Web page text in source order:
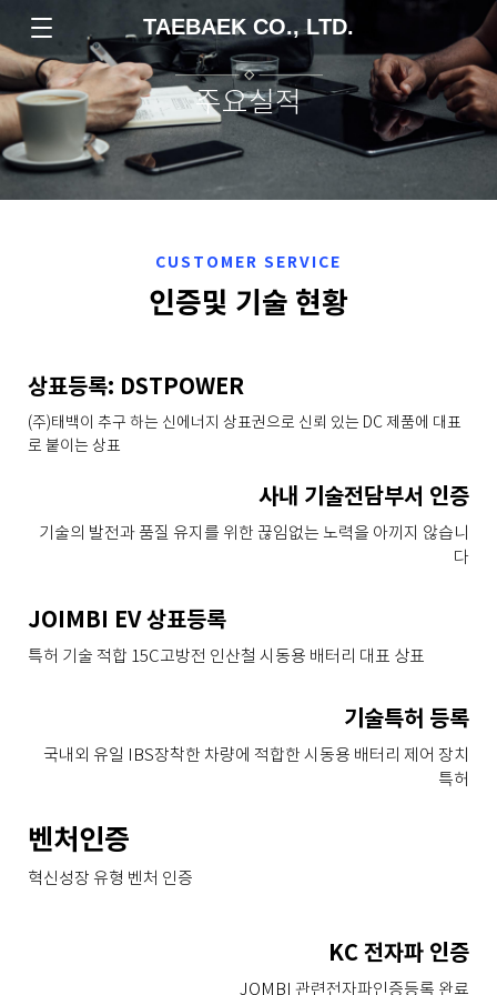
TAEBAEK CO., LTD.
주요실적
CUSTOMER SERVICE
인증및 기술 현황
상표등록: DSTPOWER
(주)태백이 추구 하는 신에너지 상표권으로 신뢰 있는 DC 제품에 대표
로 붙이는 상표
사내 기술전담부서 인증
기술의 발전과 품질 유지를 위한 끊임없는 노력을 아끼지 않습니
다
JOIMBI EV 상표등록
특허 기술 적합 15C고방전 인산철 시동용 배터리 대표 상표
기술특허 등록
국내외 유일 IBS장착한 차량에 적합한 시동용 배터리 제어 장치
특허
벤처인증
혁신성장 유형 벤처 인증
KC 전자파 인증
JOMBI 관련전자파인증등록 완료